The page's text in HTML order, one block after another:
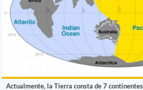
Actualmente, la Tierra consta de 7